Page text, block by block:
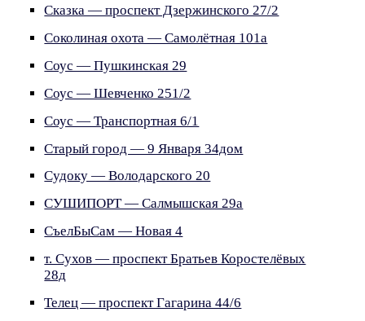
Сказка — проспект Дзержинского 27/2
Соколиная охота — Самолётная 101а
Соус — Пушкинская 29
Соус — Шевченко 251/2
Соус — Транспортная 6/1
Старый город — 9 Января 34дом
Судоку — Володарского 20
СУШИПОРТ — Салмышская 29а
СъелБыСам — Новая 4
т. Сухов — проспект Братьев Коростелёвых
28д
Телец — проспект Гагарина 44/6